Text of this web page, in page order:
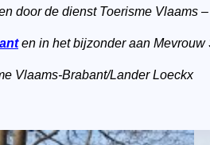
door de dienst Toerisme Vlaams
en in het bijzonder aan Mevrouw
Vlaams-Brabant/Lander Loeckx